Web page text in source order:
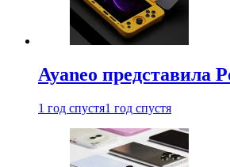
Ayaneo представила
1 год спустя1 год спустя